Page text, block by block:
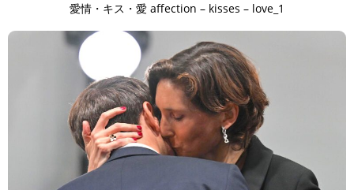
愛情・キス・愛 affection – kisses – love_1